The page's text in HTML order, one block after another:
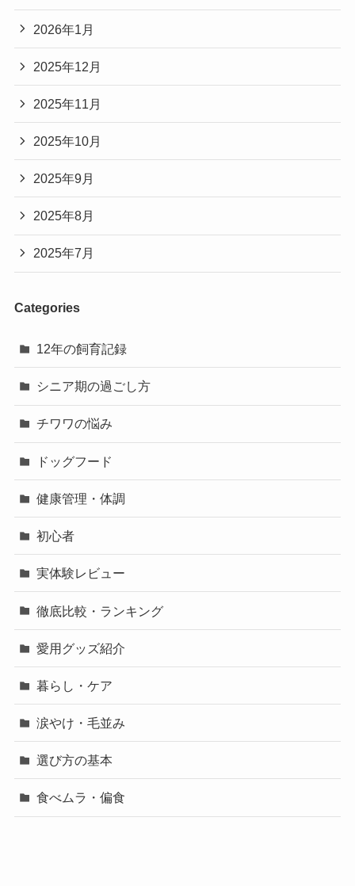
2026年1月
2025年12月
2025年11月
2025年10月
2025年9月
2025年8月
2025年7月
Categories
12年の飼育記録
シニア期の過ごし方
チワワの悩み
ドッグフード
健康管理・体調
初心者
実体験レビュー
徹底比較・ランキング
愛用グッズ紹介
暮らし・ケア
涙やけ・毛並み
選び方の基本
食べムラ・偏食